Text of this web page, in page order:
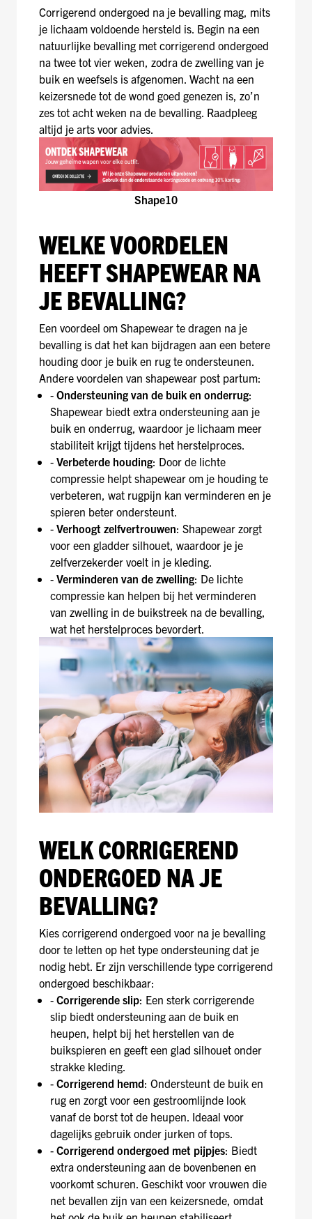
Corrigerend ondergoed na je bevalling mag, mits
je lichaam voldoende hersteld is. Begin na een
natuurlijke bevalling met corrigerend ondergoed
na twee tot vier weken, zodra de zwelling van je
buik en weefsels is afgenomen. Wacht na een
keizersnede tot de wond goed genezen is, zo’n
zes tot acht weken na de bevalling. Raadpleeg
altijd je arts voor advies.
Shape10
WELKE VOORDELEN
HEEFT SHAPEWEAR NA
JE BEVALLING?
Een voordeel om Shapewear te dragen na je
bevalling is dat het kan bijdragen aan een betere
houding door je buik en rug te ondersteunen.
Andere voordelen van shapewear post partum:
- Ondersteuning van de buik en onderrug:
Shapewear biedt extra ondersteuning aan je
buik en onderrug, waardoor je lichaam meer
stabiliteit krijgt tijdens het herstelproces.
- Verbeterde houding: Door de lichte
compressie helpt shapewear om je houding te
verbeteren, wat rugpijn kan verminderen en je
spieren beter ondersteunt.
- Verhoogt zelfvertrouwen: Shapewear zorgt
voor een gladder silhouet, waardoor je je
zelfverzekerder voelt in je kleding.
- Verminderen van de zwelling: De lichte
compressie kan helpen bij het verminderen
van zwelling in de buikstreek na de bevalling,
wat het herstelproces bevordert.
WELK CORRIGEREND
ONDERGOED NA JE
BEVALLING?
Kies corrigerend ondergoed voor na je bevalling
door te letten op het type ondersteuning dat je
nodig hebt. Er zijn verschillende type corrigerend
ondergoed beschikbaar:
- Corrigerende slip: Een sterk corrigerende
slip biedt ondersteuning aan de buik en
heupen, helpt bij het herstellen van de
buikspieren en geeft een glad silhouet onder
strakke kleding.
- Corrigerend hemd: Ondersteunt de buik en
rug en zorgt voor een gestroomlijnde look
vanaf de borst tot de heupen. Ideaal voor
dagelijks gebruik onder jurken of tops.
- Corrigerend ondergoed met pijpjes: Biedt
extra ondersteuning aan de bovenbenen en
voorkomt schuren. Geschikt voor vrouwen die
net bevallen zijn van een keizersnede, omdat